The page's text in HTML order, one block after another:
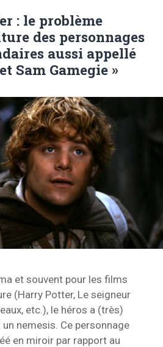
: le problème
des personnages
aussi appellé
Sam Gamegie »
et souvent pour les films
(Harry Potter, Le seigneur
etc.), le héros a (très)
nemesis. Ce personnage
en miroir par rapport au